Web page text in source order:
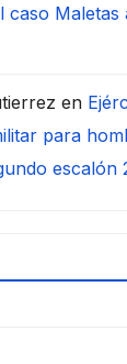
caso Maletas
en
para
escalón